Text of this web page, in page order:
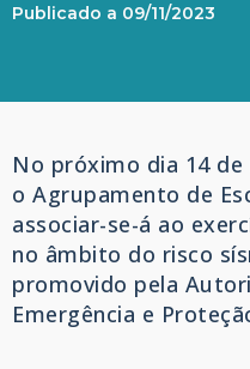
Publicado a 09/11/2023
No próximo dia 14
o Agrupamento de
associar-se-á ao
no âmbito do risco
promovido pela
Emergência e